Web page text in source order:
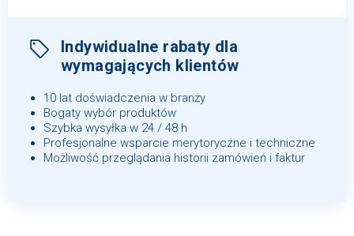
Indywidualne rabaty dla
wymagających klientów
10 lat doświadczenia w branży
Bogaty wybór produktów
Szybka wysyłka w 24 / 48 h
Profesjonalne wsparcie merytoryczne i techniczne
Możliwość przeglądania historii zamówień i faktur